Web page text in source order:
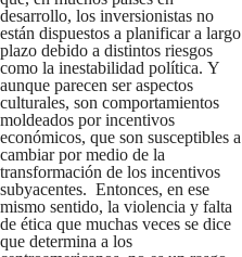
desarrollo, los inversionistas no
están dispuestos a planificar a largo
plazo debido a distintos riesgos
como la inestabilidad política. Y
aunque parecen ser aspectos
culturales, son comportamientos
moldeados por incentivos
económicos, que son susceptibles a
cambiar por medio de la
transformación de los incentivos
subyacentes. Entonces, en ese
mismo sentido, la violencia y falta
de ética que muchas veces se dice
que determina a los